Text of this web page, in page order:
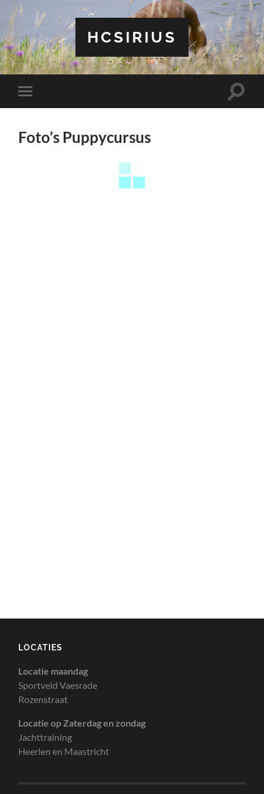
HCSIRIUS
Toggle
mobiel
Toggle
Foto’s Puppycursus
LOCATIES
Locatie maandag
Sportveld Vaesrade
Rozenstraat
Locatie op Zaterdag en zondag
Jachttraining
Heerlen en Maastricht